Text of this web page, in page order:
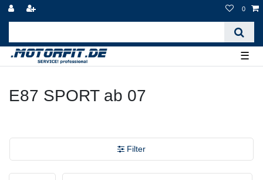
0
☰
E87 SPORT ab 07
Filter